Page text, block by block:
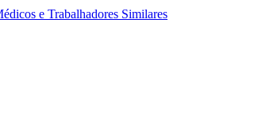
e Trabalhadores Similares